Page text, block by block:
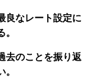
良なレート設定に
去のことを振り返